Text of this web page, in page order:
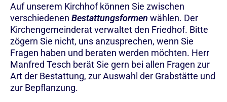
Auf unserem Kirchhof können Sie zwischen
verschiedenen Bestattungsformen wählen. Der
Kirchengemeinderat verwaltet den Friedhof. Bitte
zögern Sie nicht, uns anzusprechen, wenn Sie
Fragen haben und beraten werden möchten. Herr
Manfred Tesch berät Sie gern bei allen Fragen zur
Art der Bestattung, zur Auswahl der Grabstätte und
zur Bepflanzung.